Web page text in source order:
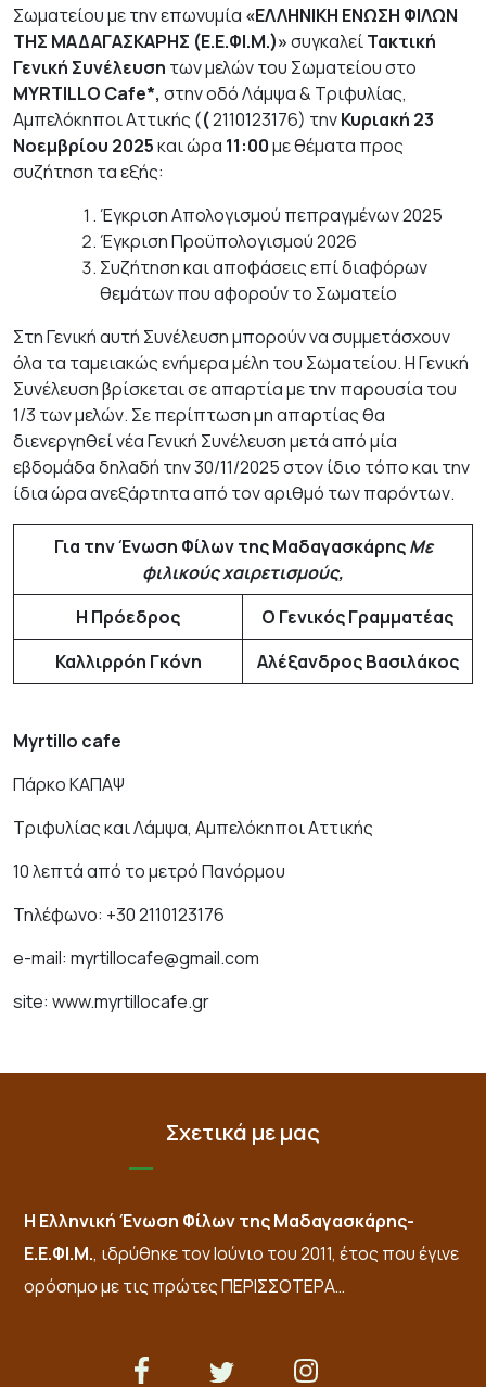
Σωματείου με την επωνυμία «ΕΛΛΗΝΙΚΗ ΕΝΩΣΗ ΦΙΛΩΝ
ΤΗΣ ΜΑΔΑΓΑΣΚΑΡΗΣ (Ε.Ε.ΦΙ.Μ.)»συγκαλείΤακτική
Γενική Συνέλευση των μελών του Σωματείου στο
MYRTILLO Cafe*, στην οδό Λάμψα & Τριφυλίας,
Αμπελόκηποι Αττικής ((2110123176) τηνΚυριακή 23
Νοεμβρίου 2025και ώρα 11:00με θέματα προς
συζήτηση τα εξής:
Έγκριση Απολογισμού πεπραγμένων 2025
Έγκριση Προϋπολογισμού 2026
Συζήτηση και αποφάσεις επί διαφόρων
θεμάτων που αφορούν το Σωματείο
Στη Γενική αυτή Συνέλευση μπορούν να συμμετάσχουν
όλα τα ταμειακώς ενήμερα μέλη του Σωματείου. Η Γενική
Συνέλευση βρίσκεται σε απαρτία με την παρουσία του
1/3 των μελών. Σε περίπτωση μη απαρτίας θα
διενεργηθεί νέα Γενική Συνέλευση μετά από μία
εβδομάδα δηλαδή την 30/11/2025 στον ίδιο τόπο και την
ίδια ώρα ανεξάρτητα από τον αριθμό των παρόντων.
Για την Ένωση Φίλων της Μαδαγασκάρης Με
φιλικούς χαιρετισμούς,
Η Πρόεδρος
Ο Γενικός Γραμματέας
Καλλιρρόη Γκόνη
Αλέξανδρος Βασιλάκος
Myrtillo cafe
Πάρκο ΚΑΠΑΨ
Τριφυλίας και Λάμψα, Αμπελόκηποι Αττικής
10 λεπτά από το μετρό Πανόρμου
Τηλέφωνο: +30 2110123176
e-mail: myrtillocafe@gmail.com
site: www.myrtillocafe.gr
Σχετικά με μας
Η Ελληνική Ένωση Φίλων της Μαδαγασκάρης-
Ε.Ε.ΦΙ.Μ., ιδρύθηκε τον Ιούνιο του 2011, έτος που έγινε
ορόσημο με τις πρώτεςΠΕΡΙΣΣΟΤΕΡΑ…